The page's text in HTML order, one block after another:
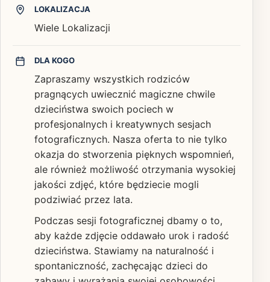
LOKALIZACJA
Wiele Lokalizacji
DLA KOGO
Zapraszamy wszystkich rodziców
pragnących uwiecznić magiczne chwile
dzieciństwa swoich pociech w
profesjonalnych i kreatywnych sesjach
fotograficznych. Nasza oferta to nie tylko
okazja do stworzenia pięknych wspomnień,
ale również możliwość otrzymania wysokiej
jakości zdjęć, które będziecie mogli
podziwiać przez lata.
Podczas sesji fotograficznej dbamy o to,
aby każde zdjęcie oddawało urok i radość
dzieciństwa. Stawiamy na naturalność i
spontaniczność, zachęcając dzieci do